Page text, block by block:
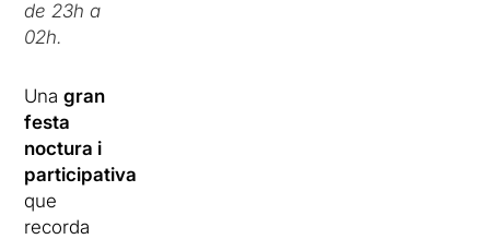
de 23h a
02h.
Unagran
festa
noctura i
participativa
que
recorda